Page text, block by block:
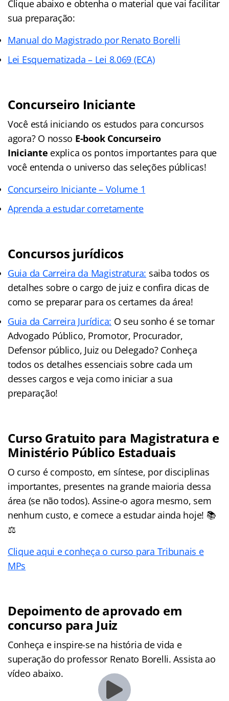
Clique abaixo e obtenha o material que vai facilitar
sua preparação:
Manual do Magistrado por Renato Borelli
Lei Esquematizada – Lei 8.069 (ECA)
Concurseiro Iniciante
Você está iniciando os estudos para concursos
agora? O nosso E-book Concurseiro
Iniciante explica os pontos importantes para que
você entenda o universo das seleções públicas!
Concurseiro Iniciante – Volume 1
Aprenda a estudar corretamente
Concursos jurídicos
Guia da Carreira da Magistratura: saiba todos os
detalhes sobre o cargo de juiz e confira dicas de
como se preparar para os certames da área!
Guia da Carreira Jurídica: O seu sonho é se tornar
Advogado Público, Promotor, Procurador,
Defensor público, Juiz ou Delegado? Conheça
todos os detalhes essenciais sobre cada um
desses cargos e veja como iniciar a sua
preparação!
Curso Gratuito para Magistratura e
Ministério Público Estaduais
O curso é composto, em síntese, por disciplinas
importantes, presentes na grande maioria dessa
área (se não todos). Assine-o agora mesmo, sem
nenhum custo, e comece a estudar ainda hoje! 📚
⚖️
Clique aqui e conheça o curso para Tribunais e
MPs
Depoimento de aprovado em
concurso para Juiz
Conheça e inspire-se na história de vida e
superação do professor Renato Borelli. Assista ao
vídeo abaixo.